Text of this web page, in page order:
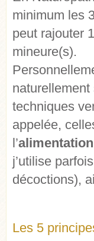
minimum les
peut rajouter
mineure(s).
techniques
appelée,
l’alimentation
j’utilise
décoctions),
Les 5